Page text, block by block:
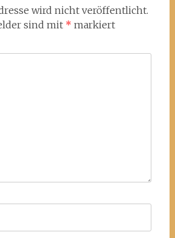
wird nicht veröffentlicht.
sind mit * markiert